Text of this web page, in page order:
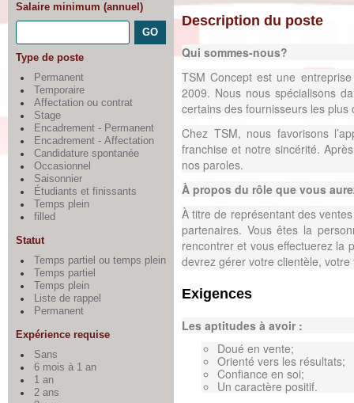
Salaire minimum (annuel)
Type de poste
Permanent
Temporaire
Affectation ou contrat
Stage
Encadrement - Permanent
Encadrement - Affectation
Candidature spontanée
Occasionnel
Saisonnier
Étudiants et finissants
Temps plein
filled
Statut
Temps partiel ou temps plein
Temps partiel
Temps plein
Liste de rappel
Permanent
Expérience requise
Sans
6 mois à 1 an
1 an
2 ans
Description du poste
Qui sommes-nous?
TSM Concept est une
2009. Nous nous spécialisons
certains des fournisseurs les
Chez TSM, nous favorisons
franchise et notre sincérité.
nos paroles.
À propos du rôle que vous
À titre de représentant des
partenaires. Vous êtes la
rencontrer et vous effectuerez la
devrez gérer votre clientèle,
Exigences
Les aptitudes à avoir :
Doué en vente;
Orienté vers les résultats;
Confiance en soi;
Un caractère positif.